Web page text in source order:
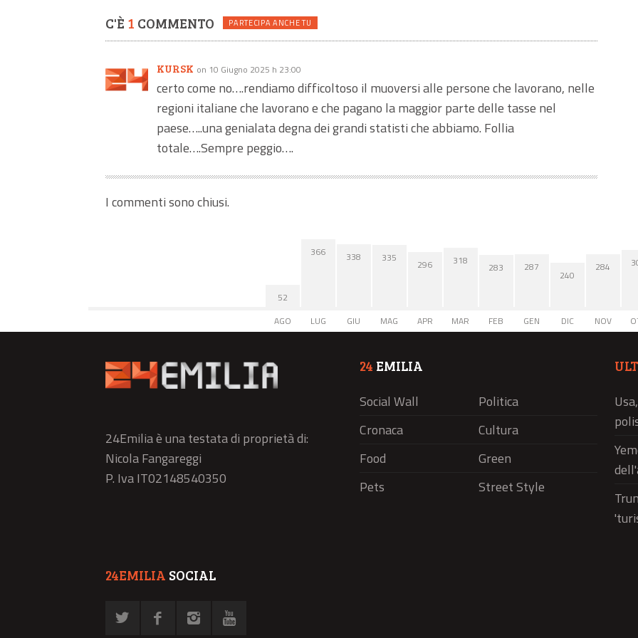
C'È 1 COMMENTO PARTECIPA ANCHE TU
KURSK on 10 Giugno 2025 h 23:00
certo come no….rendiamo difficoltoso il muoversi alle persone che lavorano, nelle
regioni italiane che lavorano e che pagano la maggior parte delle tasse nel
paese…..una genialata degna dei grandi statisti che abbiamo. Follia
totale….Sempre peggio….
I commenti sono chiusi.
52
AGO
366
LUG
338
GIU
335
MAG
296
APR
318
MAR
283
FEB
287
GEN
240
DIC
284
NOV
24Emilia è una testata di proprietà di:
Nicola Fangareggi
P. Iva IT02148540350
24 EMILIA
Social Wall
Politica
Cronaca
Cultura
Food
Green
Pets
Street Style
24EMILIA SOCIAL